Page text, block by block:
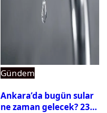
Gündem
Ankara’da bugün sular
ne zaman gelecek? 23